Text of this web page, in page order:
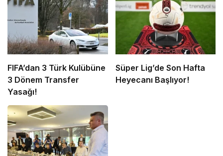
FIFA’dan 3 Türk Kulübüne
3 Dönem Transfer
Yasağı!
Süper Lig’de Son Hafta
Heyecanı Başlıyor!